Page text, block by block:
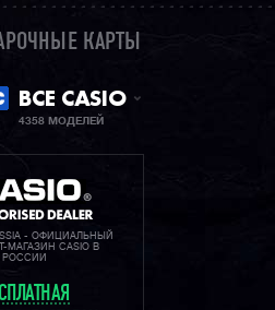
КАРТЫ
ВСЕ CASIO
4358 МОДЕЛЕЙ
- ОФИЦИАЛЬНЫЙ
МАГАЗИН CASIO В
РОССИИ